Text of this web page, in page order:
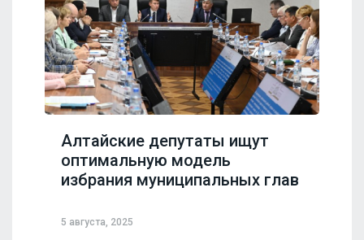
Алтайские депутаты ищут
оптимальную модель
избрания муниципальных глав
5 августа, 2025